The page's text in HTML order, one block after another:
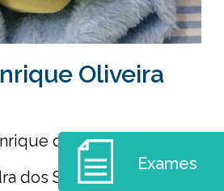
Oliveira
da Silva
dos Santos Oliveira da
Exames